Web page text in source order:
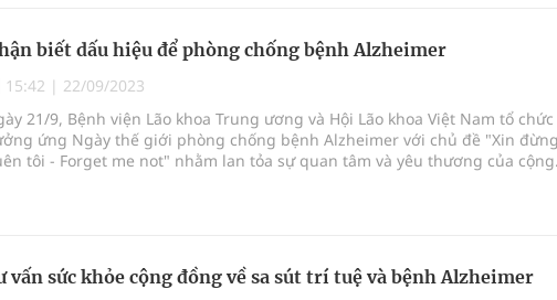
biết dấu hiệu để phòng chống bệnh Alzheimer
15:42 | 22/09/2023
21/9, Bệnh viện Lão khoa Trung ương và Hội Lão khoa Việt Nam tổ chức
ứng Ngày thế giới phòng chống bệnh Alzheimer với chủ đề "Xin
tôi - Forget me not" nhằm lan tỏa sự quan tâm và yêu thương của cộng
vấn sức khỏe cộng đồng về sa sút trí tuệ và bệnh Alzheimer